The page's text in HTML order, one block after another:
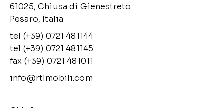
61025, Chiusa di Gienestreto
Pesaro, Italia
tel (+39) 0721 481144
tel (+39) 0721 481145
fax (+39) 0721 481011
info@rtlmobili.com